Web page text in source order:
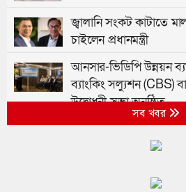
জ্বালানি সংকট কাটাতে
চাইলেন প্রধানমন্ত্রী
আনসার-ভিডিপি উন্নয়ন
ব্যাংকিং সল্যুশন (CBS)
উদ্বোধনী সভা অনুষ্ঠিত
৯৩ শিক্ষানবিশ
৩ শর্তে লাইসেন্স ফিরে
সব খবর